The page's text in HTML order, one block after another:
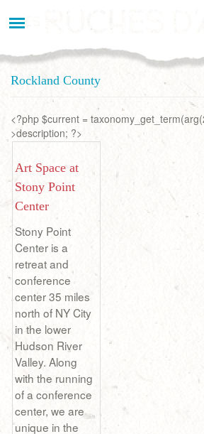
au
Rockland County
<?php $current =
>description; ?>
Art Space at
Stony Point
Center
Stony Point
Center is a
retreat and
conference
center 35 miles
north of NY City
in the lower
Hudson River
Valley. Along
with the running
of a conference
center, we are
unique in the